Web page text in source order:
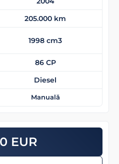
205.000 km
1998 cm3
86 CP
Diesel
Manuală
EUR